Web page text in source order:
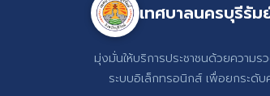
เทศบาลนครบุรีรัม
มุ่งมั่นให้บริการประชาชนด้วยความร
ระบบอิเล็กทรอนิกส์ เพื่อยกระดั